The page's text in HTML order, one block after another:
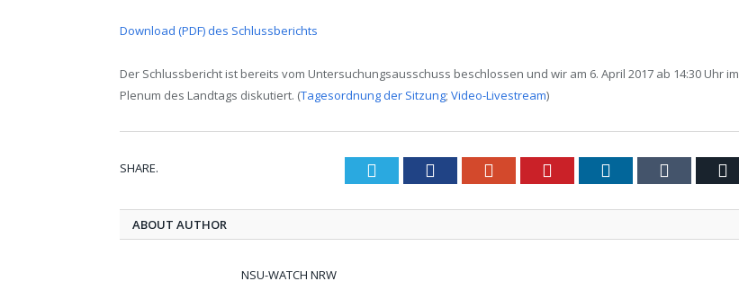
Download (PDF) des Schlussberichts
Der Schlussbericht ist bereits vom Untersuchungsausschuss beschlossen und wir am 6. April 2017 ab 14:30 Uhr im
Plenum des Landtags diskutiert. (Tagesordnung der Sitzung; Video-Livestream)
SHARE. Twitter Facebook Google+ Pinterest LinkedIn Tumblr
ABOUT AUTHOR
NSU-WATCH NRW